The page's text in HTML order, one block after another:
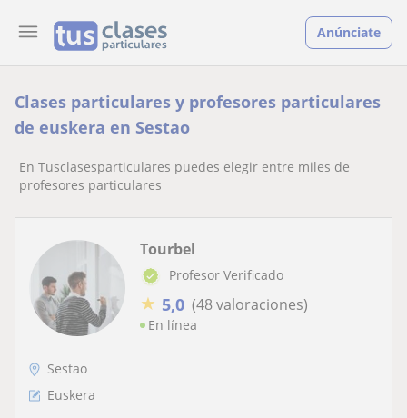
Anúnciate
Clases particulares y profesores particulares
de euskera en Sestao
En Tusclasesparticulares puedes elegir entre miles de
profesores particulares
Tourbel
Profesor Verificado
★ 5,0 (48 valoraciones)
En línea
Sestao
Euskera